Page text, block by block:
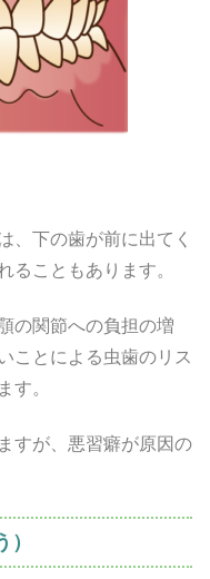
、下の歯が前に出てく
ることもあります。
の関節への負担の増
ことによる虫歯のリス
す。
すが、悪習癖が原因の